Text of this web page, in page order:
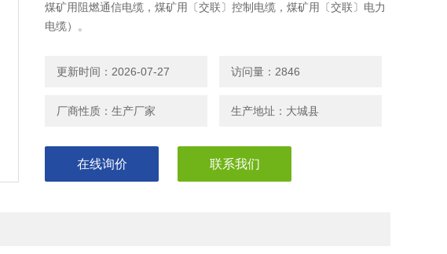
煤矿用阻燃通信电缆，煤矿用〔交联〕控制电缆，煤矿用〔交联〕电力
电缆）。
更新时间：2026-07-27 访问量：2846
厂商性质：生产厂家 生产地址：大城县
在线询价 联系我们